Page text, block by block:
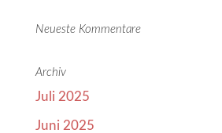
Neueste Kommentare
Archiv
Juli 2025
Juni 2025